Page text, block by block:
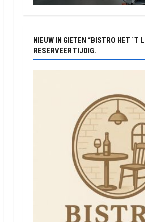
NIEUW IN GIETEN “BISTRO HET `T
RESERVEER TIJDIG.